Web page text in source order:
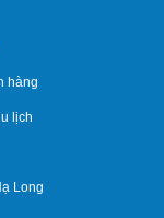
hàng
lịch
Long